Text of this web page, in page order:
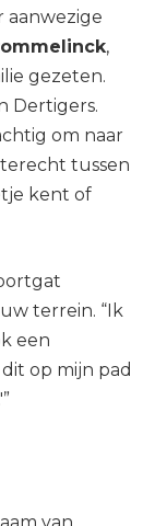
aanwezige
,
gezeten.
Dertigers.
om naar
tussen
kent of
terrein. “Ik
een
op mijn pad